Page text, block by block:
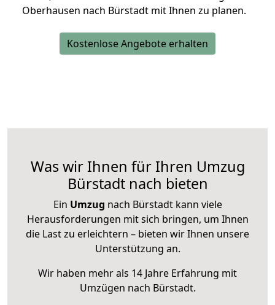
Oberhausen nach Bürstadt mit Ihnen zu planen.
Kostenlose Angebote erhalten
Was wir Ihnen für Ihren Umzug
Bürstadt nach bieten
Ein Umzug nach Bürstadt kann viele
Herausforderungen mit sich bringen, um Ihnen
die Last zu erleichtern – bieten wir Ihnen unsere
Unterstützung an.
Wir haben mehr als 14 Jahre Erfahrung mit
Umzügen nach Bürstadt.